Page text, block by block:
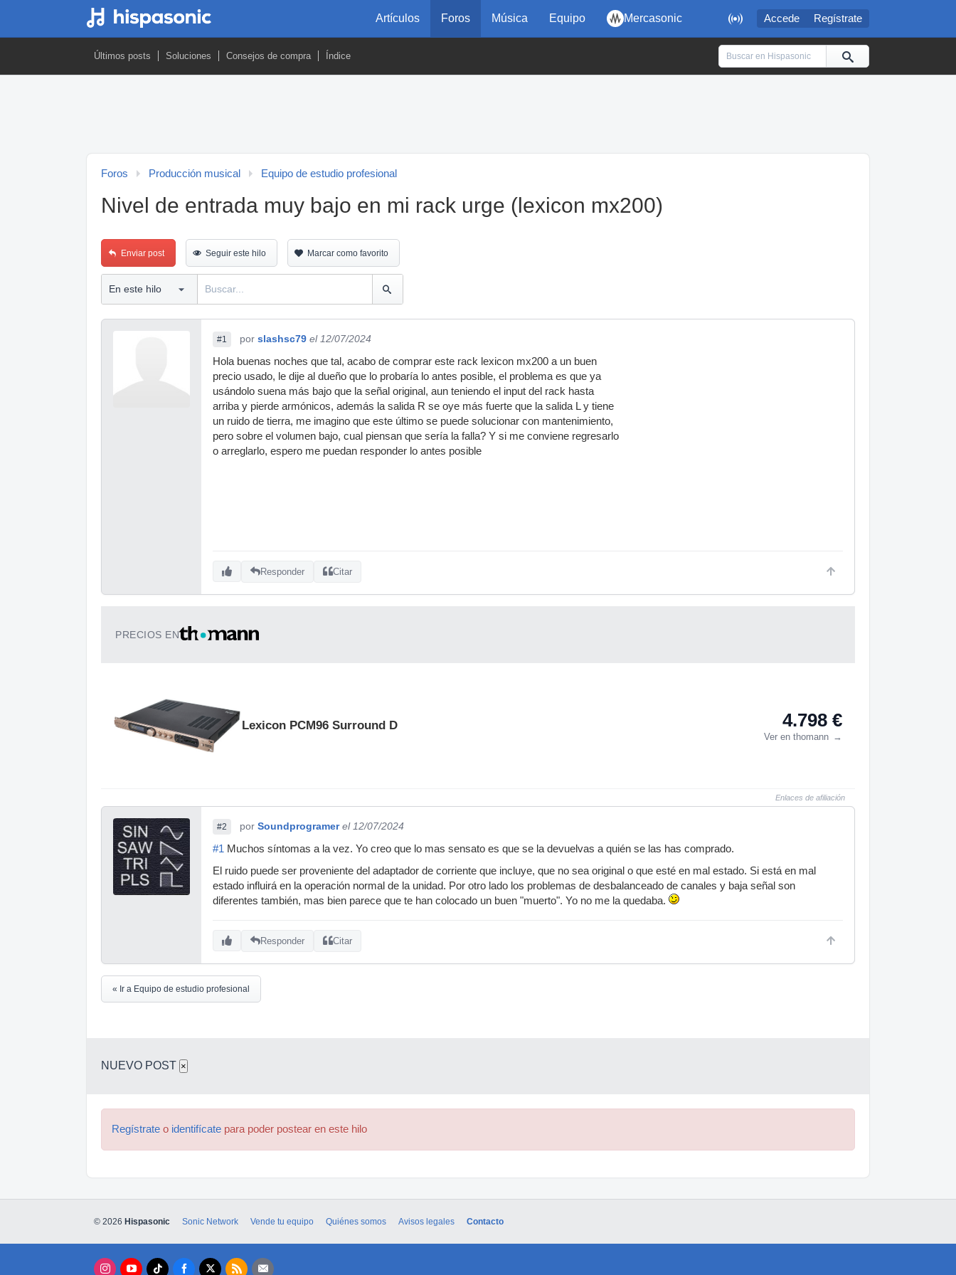
 Accede Regístrate
Artículos Foros Música Equipo Mercasonic
Últimos posts Soluciones Consejos de compra Índice
Foros Producción musical Equipo de estudio profesional
Nivel de entrada muy bajo en mi rack urge (lexicon mx200)
Enviar post Seguir este hilo Marcar como favorito
#1 por slashsc79 el 12/07/2024
Hola buenas noches que tal, acabo de comprar este rack lexicon mx200 a un buen
precio usado, le dije al dueño que lo probaría lo antes posible, el problema es que ya
usándolo suena más bajo que la señal original, aun teniendo el input del rack hasta
arriba y pierde armónicos, además la salida R se oye más fuerte que la salida L y tiene
un ruido de tierra, me imagino que este último se puede solucionar con mantenimiento,
pero sobre el volumen bajo, cual piensan que sería la falla? Y si me conviene regresarlo
o arreglarlo, espero me puedan responder lo antes posible
Responder Citar
PRECIOS EN
Lexicon PCM96 Surround D 4.798 €
Ver en thomann →
Enlaces de afiliación
#2 por Soundprogramer el 12/07/2024
#1 Muchos síntomas a la vez. Yo creo que lo mas sensato es que se la devuelvas a quién se las has comprado.
El ruido puede ser proveniente del adaptador de corriente que incluye, que no sea original o que esté en mal estado. Si está en mal
estado influirá en la operación normal de la unidad. Por otro lado los problemas de desbalanceado de canales y baja señal son
diferentes también, mas bien parece que te han colocado un buen "muerto". Yo no me la quedaba.
Responder Citar
« Ir a Equipo de estudio profesional
NUEVO POST ×
Regístrate o identifícate para poder postear en este hilo
© 2026 Hispasonic Sonic Network Vende tu equipo Quiénes somos Avisos legales Contacto